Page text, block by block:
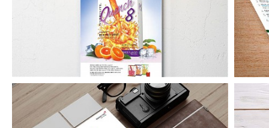
아마그램 잡지 내지 광고